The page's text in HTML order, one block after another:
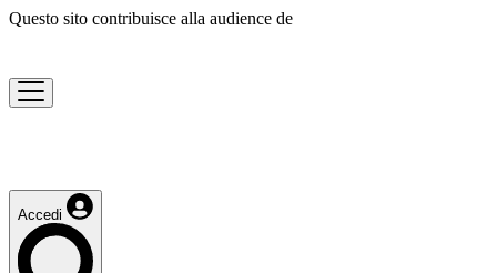
Questo sito contribuisce alla audience de
Accedi